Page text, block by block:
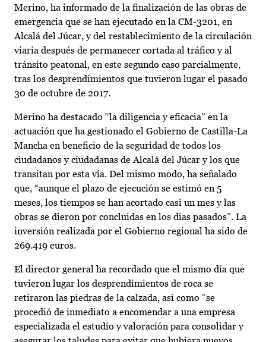
Merino, ha informado de la finalización de las obras de
emergencia que se han ejecutado en la CM-3201, en
Alcalá del Júcar, y del restablecimiento de la circulación
viaria después de permanecer cortada al tráfico y al
tránsito peatonal, en este segundo caso parcialmente,
tras los desprendimientos que tuvieron lugar el pasado
30 de octubre de 2017.
Merino ha destacado “la diligencia y eficacia” en la
actuación que ha gestionado el Gobierno de Castilla-La
Mancha en beneficio de la seguridad de todos los
ciudadanos y ciudadanas de Alcalá del Júcar y los que
transitan por esta vía. Del mismo modo, ha señalado
que, “aunque el plazo de ejecución se estimó en 5
meses, los tiempos se han acortado casi un mes y las
obras se dieron por concluidas en los días pasados”. La
inversión realizada por el Gobierno regional ha sido de
269.419 euros.
El director general ha recordado que el mismo día que
tuvieron lugar los desprendimientos de roca se
retiraron las piedras de la calzada, así como “se
procedió de inmediato a encomendar a una empresa
especializada el estudio y valoración para consolidar y